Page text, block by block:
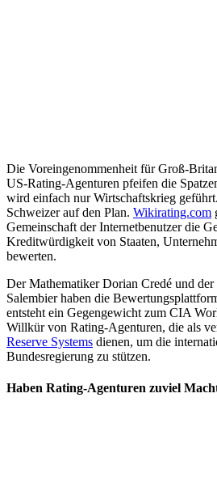
Die Voreingenommenheit für Groß-
US-Rating-Agenturen pfeifen die
wird einfach nur Wirtschaftskrieg
Schweizer auf den Plan. Wikirating.com
Gemeinschaft der Internetbenutzer die
Kreditwürdigkeit von Staaten,
bewerten.
Der Mathematiker Dorian Credé und
Salembier haben die
entsteht ein Gegengewicht zum CIA
Willkür von Rating-Agenturen, die als
Reserve Systems dienen, um die
Bundesregierung zu stützen.
Haben Rating-Agenturen zuviel